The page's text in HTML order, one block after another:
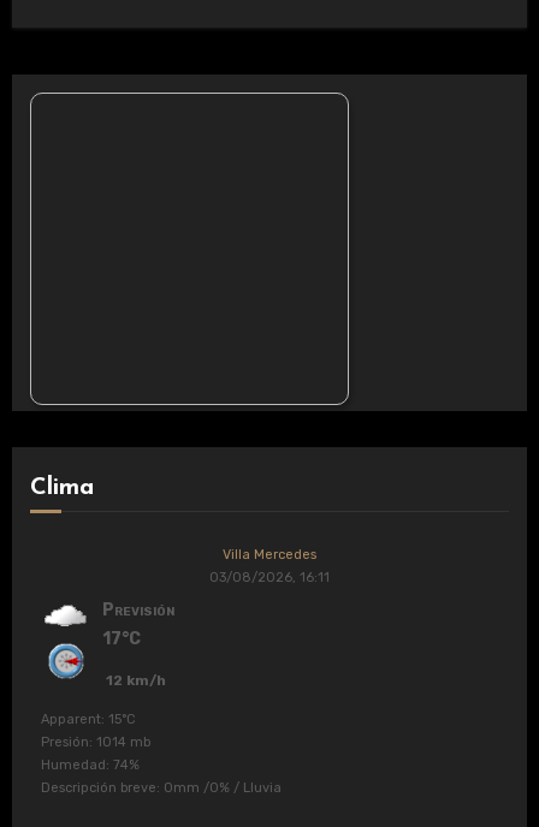
Clima
Villa Mercedes
03/08/2026, 16:11
Previsión
17°C
12 km/h
Apparent: 15°C
Presión: 1014 mb
Humedad: 74%
Descripción breve: 0mm /0% / Lluvia